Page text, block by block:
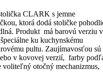
CLARK s jemne
ktorá dodá stoličke
Produkt má barovú verziu
ku kuchynskému
pultu. Zaujímavosťou sú
v kovovej verzií, farby
otočný mechanizmus,